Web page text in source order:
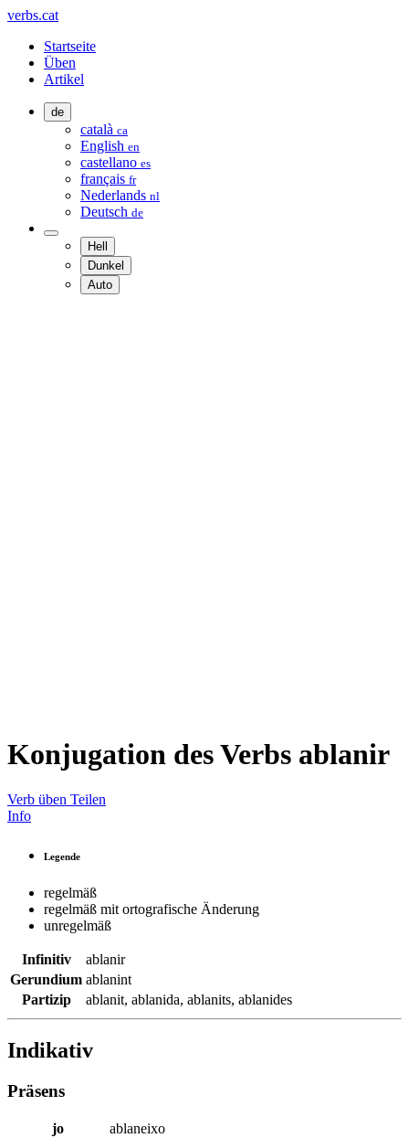
verbs.cat
Startseite
Üben
Artikel
de
català ca
English en
castellano es
français fr
Nederlands nl
Deutsch de
Hell
Dunkel
Auto
Konjugation des Verbs ablanir
Verb üben Teilen
Info
Legende
regelmäß
regelmäß mit ortografische Änderung
unregelmäß
Infinitiv
ablanir
Gerundium ablanint
Partizip
ablanit, ablanida, ablanits, ablanides
Indikativ
Präsens
jo
ablaneixo